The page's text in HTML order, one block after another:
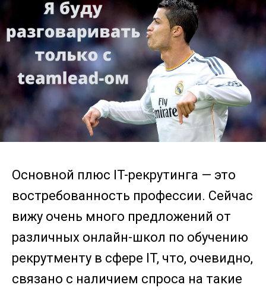
Основной плюс IT-рекрутинга — это
востребованность профессии. Сейчас
вижу очень много предложений от
различных онлайн-школ по обучению
рекрутменту в сфере IT, что, очевидно,
связано с наличием спроса на такие